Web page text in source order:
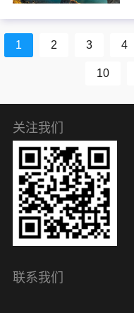
1 2 3 4
10
关注我们
联系我们